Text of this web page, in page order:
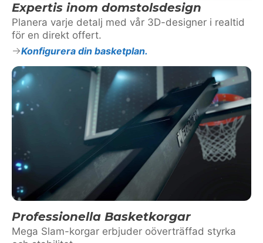
Expertis inom domstolsdesign
Planera varje detalj med vår 3D-designer i realtid
för en direkt offert.
Konfigurera din basketplan.
Professionella Basketkorgar
Mega Slam-korgar erbjuder oöverträffad styrka